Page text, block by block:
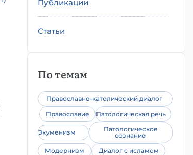
Публикации
Статьи
По темам
Православно-католический диалог
Православие
Патологическая речь
Экуменизм
Патологическое
сознание
Модернизм
Диалог с исламом